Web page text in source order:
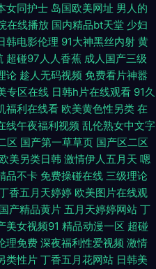
婷婷丁香五月花 韩国精品在裂播放
黄色视频在线观看 三级黄色毛毛片 国
影音先锋玖玖 欧美另类性
自产视频一线 97免费视频网 青青
福利片午夜 精品二区卡2卡3卡 91福
看片 色中色福利导航 丁香五月基地
堂 人妻少妇调教屋 91海角社区论坛
内在线观看 97超碰情侣自拍 成人超
女同护士 岛国欧美网址 男人的
在线播放 国内精品bt天堂 少妇
韩电影伦理 91大神黑丝内射 黄
超碰97人人香蕉 成人国产三级
论 趁人无码视频 免费看片神嚣
专区在线 日韩h片在线观看 91久
福利在线看 欧美黄色性另类 在
线午夜福利视频 乱伦熟女中文字
区 国产第一草草页 国产区二区
欧美另类日韩 激情伊人五月天 嗯
品不卡 免费操碰在线 三级理论
香五月天婷婷 欧美图片在线观
国产精品黄片 五月天婷婷网站 丁
美女视频91 精品动漫一区 超碰
理免费 深夜福利性爱视频 激情
类性片 丁香五月花网站 日韩美